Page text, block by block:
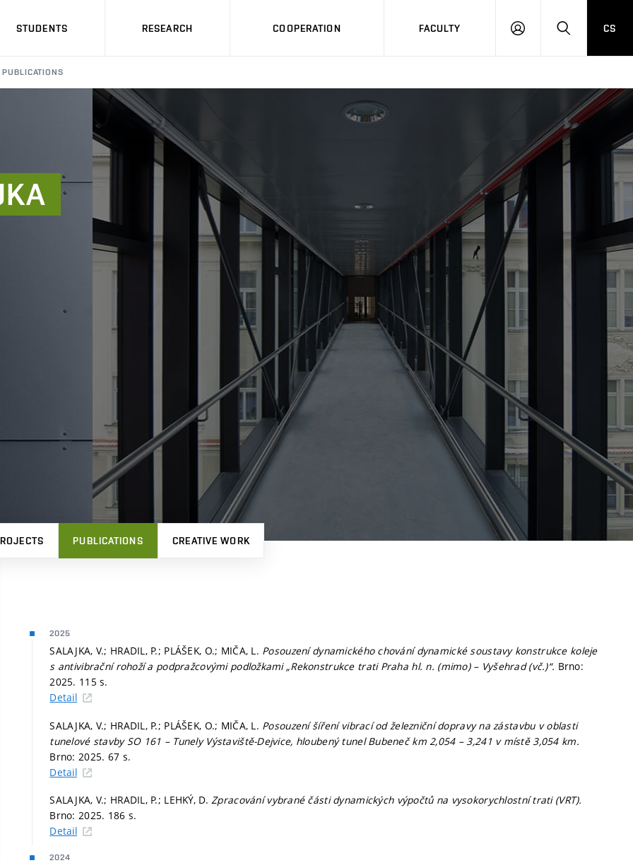
STUDENTS RESEARCH COOPERATION FACULTY
LOG
HLEDAT
CS
PUBLICATIONS
PUBLICATIONS CREATIVE WORK
2025
SALAJKA, V.; HRADIL, P.; PLÁŠEK, O.; MIČA, L. Posouzení dynamického chování dynamické soustavy konstrukce koleje
s antivibrační rohoží a podpražcovými podložkami „Rekonstrukce trati Praha hl. n. (mimo) – Vyšehrad (vč.)“. Brno:
2025. 115 s.
Detail
SALAJKA, V.; HRADIL, P.; PLÁŠEK, O.; MIČA, L. Posouzení šíření vibrací od železniční dopravy na zástavbu v oblasti
tunelové stavby SO 161 – Tunely Výstaviště-Dejvice, hloubený tunel Bubeneč km 2,054 – 3,241 v místě 3,054 km.
Brno: 2025. 67 s.
Detail
SALAJKA, V.; HRADIL, P.; LEHKÝ, D.Zpracování vybrané části dynamických výpočtů na vysokorychlostní trati (VRT).
Brno: 2025. 186 s.
Detail
2024